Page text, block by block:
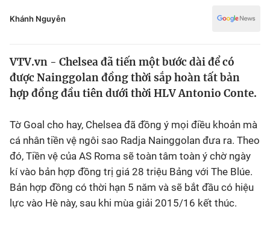
Phong cách
Chân dung
Sự kiện
Bóng đá
Thể thao Điện tử
Thể thao điện tử
Bên lề
Khánh Nguyễn
VTV.vn - Chelsea đã tiến một bước dài để có
được Nainggolan đồng thời sắp hoàn tất bản
hợp đồng đầu tiên dưới thời HLV Antonio Conte.
Tờ Goal cho hay, Chelsea đã đồng ý mọi điều khoản mà
cá nhân tiền vệ ngôi sao Radja Nainggolan đưa ra. Theo
đó, Tiền vệ của AS Roma sẽ toàn tâm toàn ý chờ ngày
kí vào bản hợp đồng trị giá 28 triệu Bảng với The Blúe.
Bản hợp đồng có thời hạn 5 năm và sẽ bắt đầu có hiệu
lực vào Hè này, sau khi mùa giải 2015/16 kết thúc.